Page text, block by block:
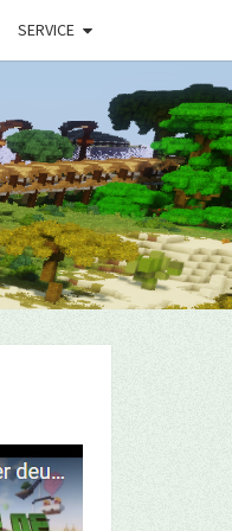
SERVICE